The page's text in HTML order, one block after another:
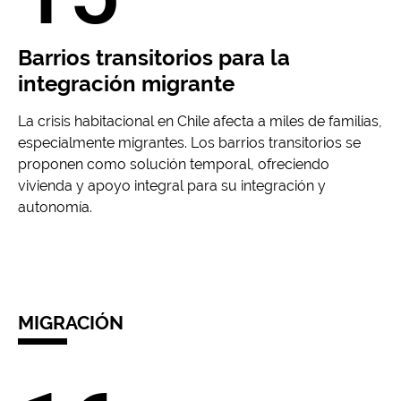
Barrios transitorios para la
integración migrante
La crisis habitacional en Chile afecta a miles de familias,
especialmente migrantes. Los barrios transitorios se
proponen como solución temporal, ofreciendo
vivienda y apoyo integral para su integración y
autonomía.
MIGRACIÓN